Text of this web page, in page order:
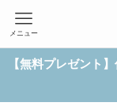
メニュー
【無料プレゼント